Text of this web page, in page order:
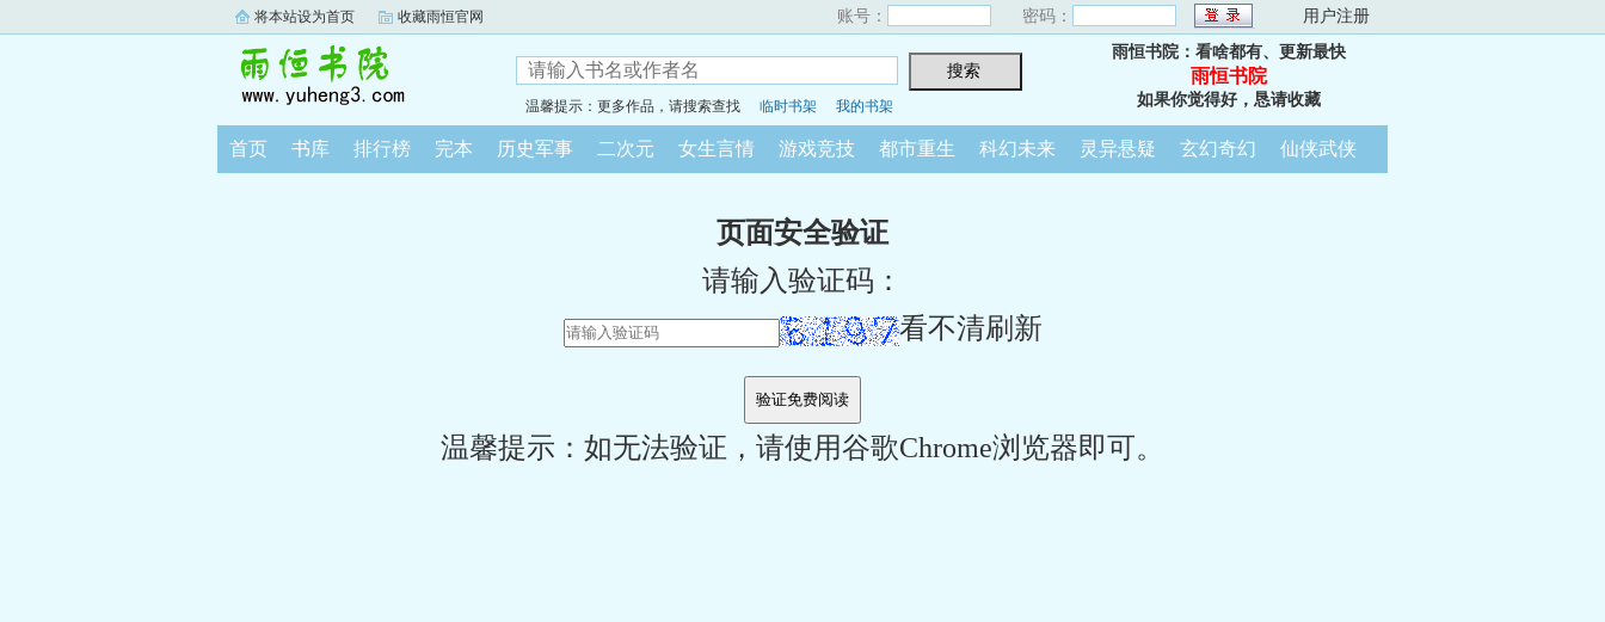
将本站设为首页 收藏雨恒官网 账号： 密码： 用户注册
温馨提示：更多作品，请搜索查找 临时书架 我的书架
雨恒书院：看啥都有、更新最快
雨恒书院
如果你觉得好，恳请收藏
首页 书库 排行榜 完本 历史军事 二次元 女生言情 游戏竞技 都市重生 科幻未来 灵异悬疑 玄幻奇幻 仙侠武侠
页面安全验证
请输入验证码：
看不清刷新
温馨提示：如无法验证，请使用谷歌Chrome浏览器即可。